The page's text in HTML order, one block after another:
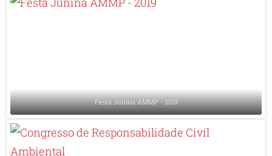
Festa Junina AMMP - 2019